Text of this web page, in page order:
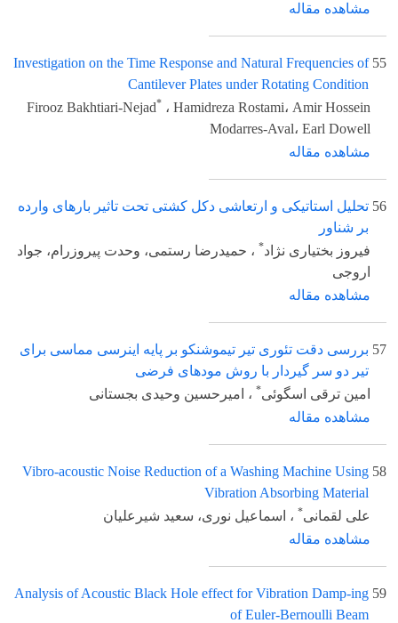
مشاهده مقاله
55
Investigation on the Time Response and Natural Frequencies of
Cantilever Plates under Rotating Condition
Firooz Bakhtiari-Nejad* ، Hamidreza Rostami، Amir Hossein
Modarres-Aval، Earl Dowell
مشاهده مقاله
56 تحلیل استاتیکی و ارتعاشی دکل کشتی تحت تاثیر بارهای وارده
بر شناور
فیروز بختیاری نژاد* ، حمیدرضا رستمی، وحدت پیروزرام، جواد
اروجی
مشاهده مقاله
57 بررسی دقت تئوری تیر تیموشنکو بر پایه اینرسی مماسی برای
تیر دو سر گیردار با روش مودهای فرضی
امین ترقی اسگوئی* ، امیرحسین وحیدی بجستانی
مشاهده مقاله
58
Vibro-acoustic Noise Reduction of a Washing Machine Using
Vibration Absorbing Material
علی لقمانی* ، اسماعیل نوری، سعید شیرعلیان
مشاهده مقاله
59
Analysis of Acoustic Black Hole effect for Vibration Damp-ing
of Euler-Bernoulli Beam